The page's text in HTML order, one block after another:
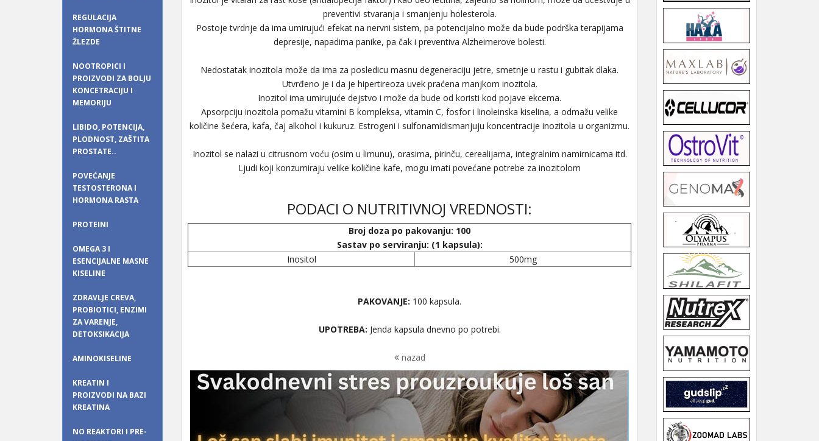
REGULACIJA
HORMONA ŠTITNE
ŽLEZDE
NOOTROPICI I
PROIZVODI ZA BOLJU
KONCETRACIJU I
MEMORIJU
LIBIDO, POTENCIJA,
PLODNOST, ZAŠTITA
PROSTATE..
POVEĆANJE
TESTOSTERONA I
HORMONA RASTA
PROTEINI
OMEGA 3 I
ESENCIJALNE MASNE
KISELINE
ZDRAVLJE CREVA,
PROBIOTICI, ENZIMI
ZA VARENJE,
DETOKSIKACIJA
AMINOKISELINE
KREATIN I
PROIZVODI NA BAZI
KREATINA
NO REAKTORI I PRE-
preventivi stvaranja i smanjenju holesterola.
Postoje tvrdnje da ima umirujući efekat na nervni sistem, pa potencijalno može da bude podrška terapijama
depresije, napadima panike, pa čak i preventiva Alzheimerove bolesti.
Nedostatak inozitola može da ima za posledicu masnu degeneraciju jetre, smetnje u rastu i gubitak dlaka.
Utvrđeno je i da je hipertireoza uvek praćena manjkom inozitola.
Inozitol ima umirujuće dejstvo i može da bude od koristi kod pojave ekcema.
Apsorpciju inozitola pomažu vitamini B kompleksa, vitamin C, fosfor i linoleinska kiselina, a odmažu velike
količine šećera, kafa, čaj alkohol i kukuruz. Estrogeni i sulfonamidismanjuju koncentracije inozitola u organizmu.
Inozitol se nalazi u citrusnom voću (osim u limunu), orasima, pirinču, cerealijama, integralnim namirnicama itd.
Ljudi koji konzumiraju velike količine kafe, mogu imati povećane potrebe za inozitolom
PODACI O NUTRITIVNOJ VREDNOSTI:
Broj doza po pakovanju: 100
Sastav po serviranju: (1 kapsula):
Inositol
500mg
PAKOVANJE: 100 kapsula.
UPOTREBA: Jenda kapsula dnevno po potrebi.
nazad